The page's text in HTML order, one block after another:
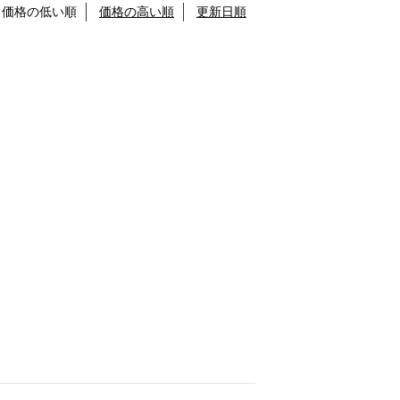
価格の低い順 価格の高い順 更新日順